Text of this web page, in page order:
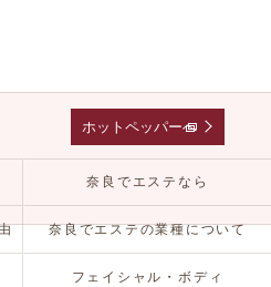
ホットペッパーへ
奈良でエステなら
奈良でエステの業種について
フェイシャル・ボディ